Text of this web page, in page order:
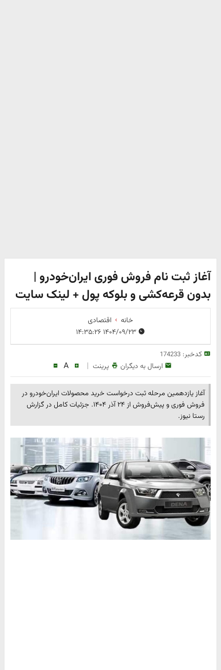
آغاز ثبت نام فروش فوری ایران‌خودرو |
بدون قرعه‌کشی و بلوکه پول + لینک سایت
خانه
اقتصادی
۱۴۰۴/۰۹/۲۳ ۱۴:۳۵:۲۶
کدخبر:174233
ارسال به دیگران پرینت |
A
آغاز یازدهمین مرحله ثبت درخواست خرید محصولات ایران‌خودرو در
فروش فوری و پیش‌فروش از ۲۴ آذر ۱۴۰۴. جزئیات کامل در گزارش
رستا نیوز.